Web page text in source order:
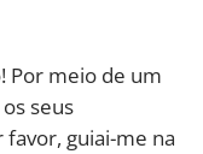
Por meio de um
seus
guiai-me na